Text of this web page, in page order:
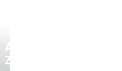
AGAPANTHUS
ZAMBEZI